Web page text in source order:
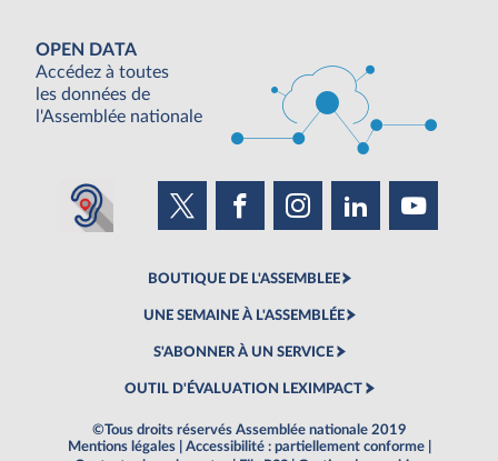
OPEN DATA
Accédez à toutes
les données de
l'Assemblée nationale
BOUTIQUE DE L'ASSEMBLEE
UNE SEMAINE À L'ASSEMBLÉE
S'ABONNER À UN SERVICE
OUTIL D'ÉVALUATION LEXIMPACT
©Tous droits réservés Assemblée nationale 2019
Mentions légales
Accessibilité : partiellement conforme